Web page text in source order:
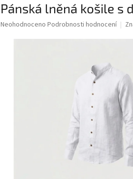
Pánská lněná košile s
Průměrné
Neohodnoceno Podrobnosti hodnocení